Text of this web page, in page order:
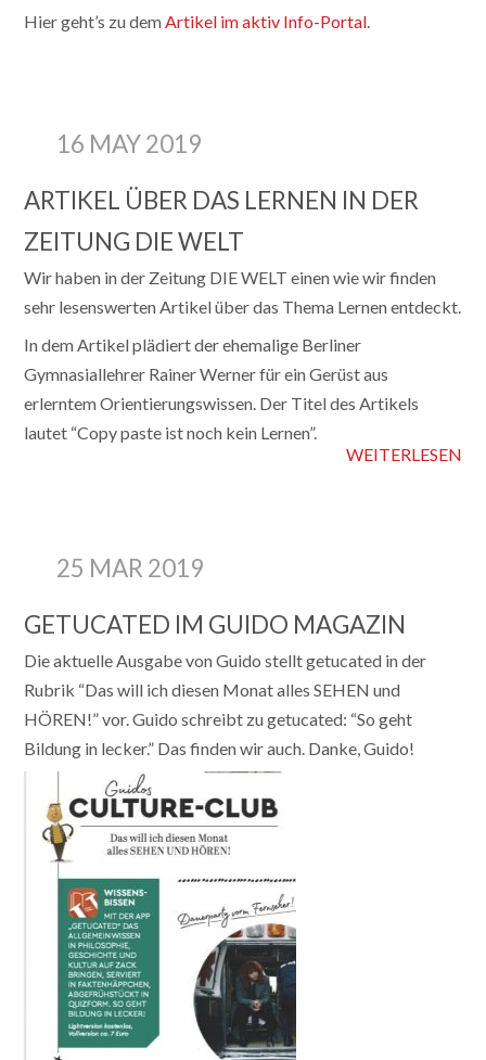
Hier geht’s zu demArtikel im aktiv Info-Portal.
16 MAY 2019
ARTIKEL ÜBER DAS LERNEN IN DER
ZEITUNG DIE WELT
Wir haben in der Zeitung DIE WELT einen wie wir finden
sehr lesenswerten Artikel über das Thema Lernen entdeckt.
In dem Artikel plädiert der ehemalige Berliner
Gymnasiallehrer Rainer Werner für ein Gerüst aus
erlerntem Orientierungswissen. Der Titel des Artikels
lautet “Copy paste ist noch kein Lernen”.
WEITERLESEN
25 MAR 2019
GETUCATED IM GUIDO MAGAZIN
Die aktuelle Ausgabe von Guido stellt getucated in der
Rubrik “Das will ich diesen Monat alles SEHEN und
HÖREN!” vor. Guido schreibt zu getucated: “So geht
Bildung in lecker.” Das finden wir auch. Danke, Guido!